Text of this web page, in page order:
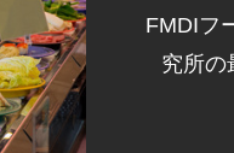
FMDIフ
究所の